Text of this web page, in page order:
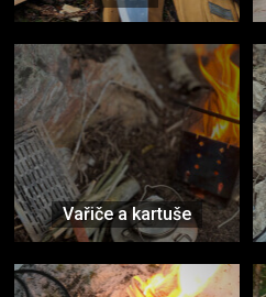
Vařiče a kartuše